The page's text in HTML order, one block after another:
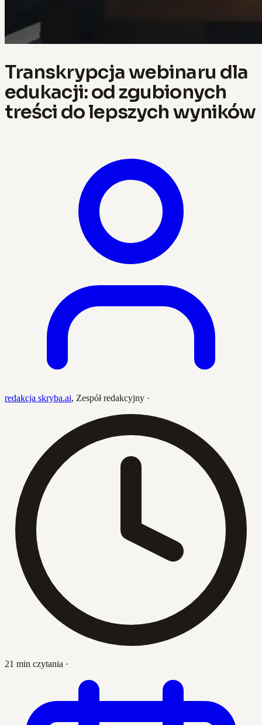
Transkrypcja webinaru dla
edukacji: od zgubionych
treści do lepszych wyników
redakcja skryba.ai, Zespół redakcyjny ·
21 min czytania ·